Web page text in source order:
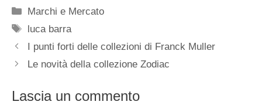
Categorie
Marchi e Mercato
Tag
luca barra
Navigazione
articolo
I punti forti delle collezioni di Franck Muller
Le novità della collezione Zodiac
Lascia un commento